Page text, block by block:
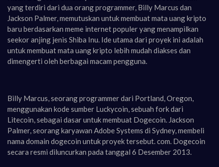
yang terdiri dari dua orang programmer, Billy Marcus dan
Jackson Palmer, memutuskan untuk membuat mata uang kripto
baru berdasarkan meme internet populer yang menampilkan
seekor anjing jenis Shiba Inu. Ide utama dari proyek ini adalah
untuk membuat mata uang kripto lebih mudah diakses dan
dimengerti oleh berbagai macam pengguna.
Billy Marcus, seorang programmer dari Portland, Oregon,
menggunakan kode sumber Luckycoin, sebuah fork dari
Litecoin, sebagai dasar untuk membuat Dogecoin. Jackson
Palmer, seorang karyawan Adobe Systems di Sydney, membeli
nama domain dogecoin untuk proyek tersebut. com. Dogecoin
secara resmi diluncurkan pada tanggal 6 Desember 2013.